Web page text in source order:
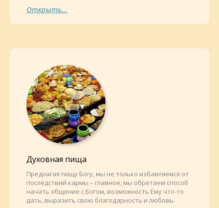
Открыть...
Духовная пища
Предлагая пищу Богу, мы не только избавляемся от
последствий кармы – главное, мы обретаем способ
начать общение с Богом, возможность Ему что-то
дать, выразить свою благодарность и любовь.